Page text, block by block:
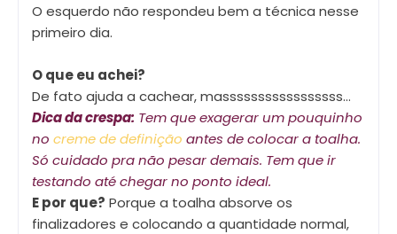
O esquerdo não respondeu bem a técnica nesse
primeiro dia.
O que eu achei?
De fato ajuda a cachear, masssssssssssssssss...
Dica da crespa: Tem que exagerar um pouquinho
no creme de definição antes de colocar a toalha.
Só cuidado pra não pesar demais. Tem que ir
testando até chegar no ponto ideal.
E por que? Porque a toalha absorve os
finalizadores e colocando a quantidade normal,